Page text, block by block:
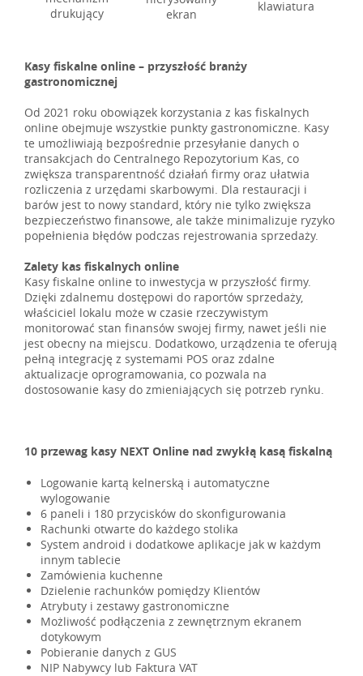
drukujący
ekran
klawiatura
Kasy fiskalne online – przyszłość branży
gastronomicznej
Od 2021 roku obowiązek korzystania z kas fiskalnych
online obejmuje wszystkie punkty gastronomiczne. Kasy
te umożliwiają bezpośrednie przesyłanie danych o
transakcjach do Centralnego Repozytorium Kas, co
zwiększa transparentność działań firmy oraz ułatwia
rozliczenia z urzędami skarbowymi. Dla restauracji i
barów jest to nowy standard, który nie tylko zwiększa
bezpieczeństwo finansowe, ale także minimalizuje ryzyko
popełnienia błędów podczas rejestrowania sprzedaży.
Zalety kas fiskalnych online
Kasy fiskalne online to inwestycja w przyszłość firmy.
Dzięki zdalnemu dostępowi do raportów sprzedaży,
właściciel lokalu może w czasie rzeczywistym
monitorować stan finansów swojej firmy, nawet jeśli nie
jest obecny na miejscu. Dodatkowo, urządzenia te oferują
pełną integrację z systemami POS oraz zdalne
aktualizacje oprogramowania, co pozwala na
dostosowanie kasy do zmieniających się potrzeb rynku.
10 przewag kasy NEXT Online nad zwykłą kasą fiskalną
Logowanie kartą kelnerską i automatyczne
wylogowanie
6 paneli i 180 przycisków do skonfigurowania
Rachunki otwarte do każdego stolika
System android i dodatkowe aplikacje jak w każdym
innym tablecie
Zamówienia kuchenne
Dzielenie rachunków pomiędzy Klientów
Atrybuty i zestawy gastronomiczne
Możliwość podłączenia z zewnętrznym ekranem
dotykowym
Pobieranie danych z GUS
NIP Nabywcy lub Faktura VAT